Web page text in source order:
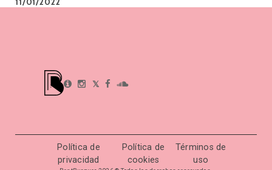
𝕏
Política de
privacidad
Política de
cookies
Términos de
uso